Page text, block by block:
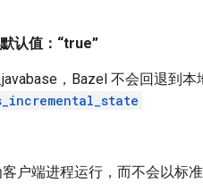
默认值：“true”
，Bazel 不会回退到本
户端进程运行，而不会以标